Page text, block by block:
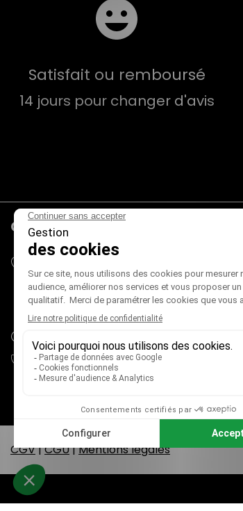
Satisfait ou remboursé
14 jours pour changer d'avis
CONTACTS
180 rue du Genevois
73000 CHAMBÉRY
France métropolitaine (+ Corse)
04 79 33 31 75
CGV|CGU|Mentions légales